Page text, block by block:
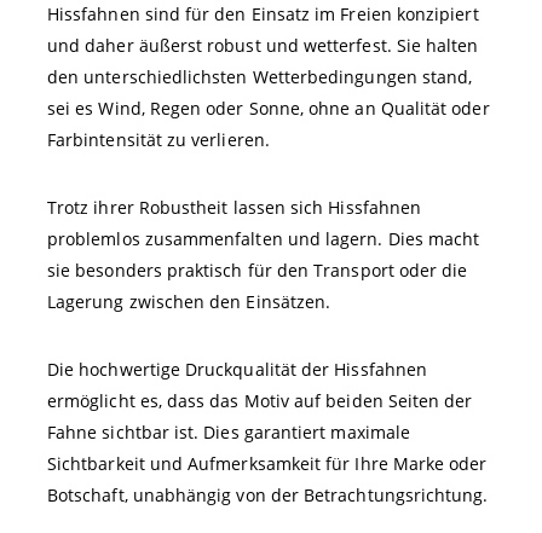
Hissfahnen sind für den Einsatz im Freien konzipiert
und daher äußerst robust und wetterfest. Sie halten
den unterschiedlichsten Wetterbedingungen stand,
sei es Wind, Regen oder Sonne, ohne an Qualität oder
Farbintensität zu verlieren.
Trotz ihrer Robustheit lassen sich Hissfahnen
problemlos zusammenfalten und lagern. Dies macht
sie besonders praktisch für den Transport oder die
Lagerung zwischen den Einsätzen.
Die hochwertige Druckqualität der Hissfahnen
ermöglicht es, dass das Motiv auf beiden Seiten der
Fahne sichtbar ist. Dies garantiert maximale
Sichtbarkeit und Aufmerksamkeit für Ihre Marke oder
Botschaft, unabhängig von der Betrachtungsrichtung.